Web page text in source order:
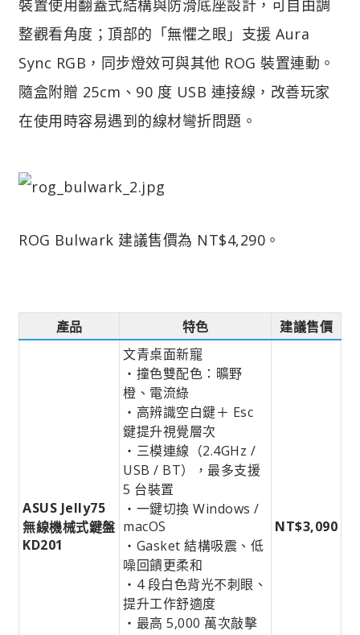
裝置使用翻蓋式結構與防滑底座設計，可自由調
整觀看角度；頂部的「無懼之眼」支援 Aura
Sync RGB，同步燈效可與其他 ROG 裝置連動。
隨盒附贈 25cm、90 度 USB 連接線，改善玩家
在使用時容易遇到的線材彎折問題。
ROG Bulwark 建議售價為 NT$4,290。
產品 特色 建議售價
ASUS Jelly75
無線機械式鍵盤
KD201
文青桌面新寵
・撞色雙配色：曠野
橙、電流綠
・高辨識空白鍵＋ Esc
鍵提升視覺層次
・三模連線（2.4GHz /
USB / BT），最多支援
5 台裝置
・一鍵切換 Windows /
macOS
・Gasket 結構吸震、低
噪回饋更柔和
・4 段白色背光不刺眼、
提升工作舒適度
・最高 5,000 萬次敲擊
NT$3,090